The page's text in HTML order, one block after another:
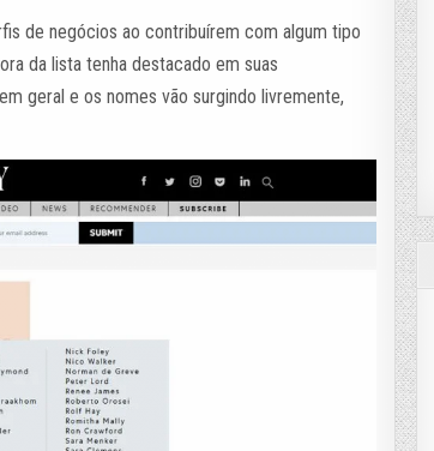
de negócios ao contribuírem com algum tipo
da lista tenha destacado em suas
geral e os nomes vão surgindo livremente,